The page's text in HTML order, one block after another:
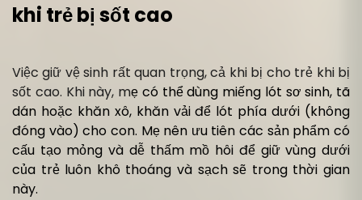
khi trẻ bị sốt cao
Việc giữ vệ sinh rất quan trọng, cả khi bị cho trẻ khi bị
sốt cao. Khi này, mẹ có thể dùng miếng lót sơ sinh, tã
dán hoặc khăn xô, khăn vải để lót phía dưới (không
đóng vào) cho con. Mẹ nên ưu tiên các sản phẩm có
cấu tạo mỏng và dễ thấm mồ hôi để giữ vùng dưới
của trẻ luôn khô thoáng và sạch sẽ trong thời gian
này.